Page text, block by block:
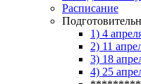
Расписание
1) 4
2) 11
3) 18
4) 25